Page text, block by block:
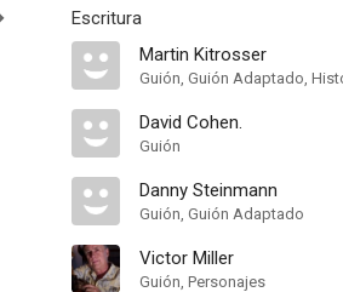
Escritura
Martin Kitrosser
Guión, Guión Adaptado,
David Cohen.
Guión
Danny Steinmann
Guión, Guión Adaptado
Victor Miller
Guión, Personajes